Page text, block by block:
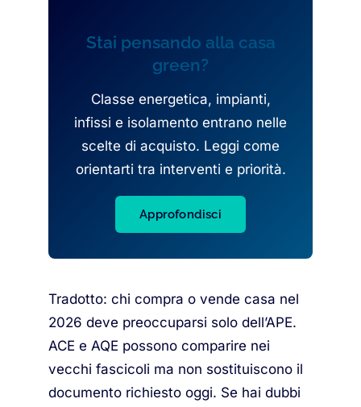
Stai pensando alla casa
green?
Classe energetica, impianti,
infissi e isolamento entrano nelle
scelte di acquisto. Leggi come
orientarti tra interventi e priorità.
Approfondisci
Tradotto: chi compra o vende casa nel
2026 deve preoccuparsi solo dell’APE.
ACE e AQE possono comparire nei
vecchi fascicoli ma non sostituiscono il
documento richiesto oggi. Se hai dubbi